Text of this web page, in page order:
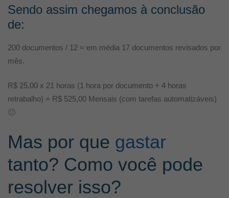
Sendo assim chegamos à conclusão
de:
200 documentos / 12 = em média 17 documentos revisados por
mês.
R$ 25,00 x 21 horas (1 hora por documento + 4 horas
retrabalho) = R$ 525,00 Mensais (com tarefas automatizáveis)
🙁
Mas por que gastar
tanto? Como você pode
resolver isso?